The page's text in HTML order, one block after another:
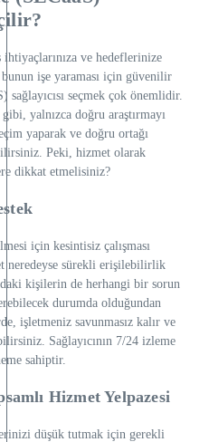
ve hedeflerinize
işe yaraması için güvenilir
seçmek çok önemlidir.
yalnızca doğru araştırmayı
yaparak ve doğru ortağı
Peki, hizmet olarak
dikkat etmelisiniz?
için kesintisiz çalışması
neredeyse sürekli erişilebilirlik
kişilerin de herhangi bir sorun
durumda olduğundan
işletmeniz savunmasız kalır ve
Sağlayıcının 7/24 izleme
sahiptir.
Hizmet Yelpazesi
düşük tutmak için gerekli